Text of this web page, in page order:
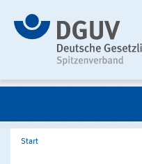
Start